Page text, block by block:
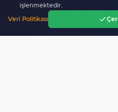
işlenmektedir.
Veri Politikası
Gündem